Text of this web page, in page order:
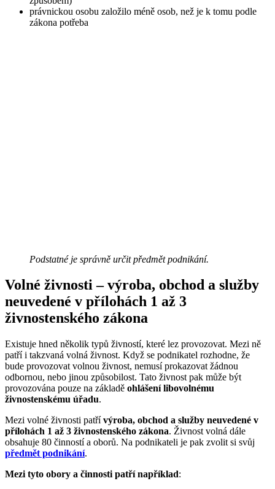
právnickou osobu založilo méně osob, než je k tomu podle
zákona potřeba
Podstatné je správně určit předmět podnikání.
Volné živnosti – výroba, obchod a služby
neuvedené v přílohách 1 až 3
živnostenského zákona
Existuje hned několik typů živností, které lez provozovat. Mezi ně
patří i takzvaná volná živnost. Když se podnikatel rozhodne, že
bude provozovat volnou živnost, nemusí prokazovat žádnou
odbornou, nebo jinou způsobilost. Tato živnost pak může být
provozována pouze na základě ohlášení libovolnému
živnostenskému úřadu.
Mezi volné živnosti patřívýroba, obchod a služby neuvedené v
přílohách 1 až 3 živnostenského zákona. Živnost volná dále
obsahuje 80 činností a oborů. Na podnikateli je pak zvolit si svůj
předmět podnikání.
Mezi tyto obory a činnosti patří například: